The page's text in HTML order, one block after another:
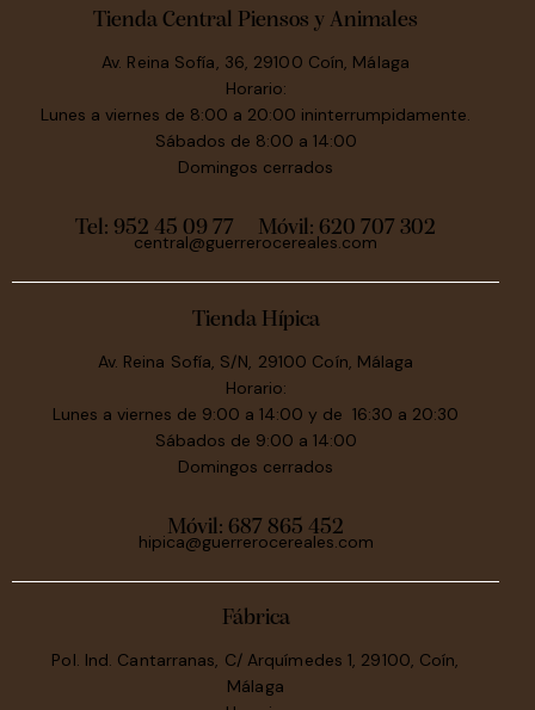
Tienda Central Piensos y Animales
Av. Reina Sofía, 36, 29100 Coín, Málaga
Horario:
Lunes a viernes de 8:00 a 20:00 ininterrumpidamente.
Sábados de 8:00 a 14:00
Domingos cerrados
Tel: 952 45 09 77 Móvil: 620 707 302
central@guerrerocereales.com
Tienda Hípica
Av. Reina Sofía, S/N, 29100 Coín, Málaga
Horario:
Lunes a viernes de 9:00 a 14:00 y de 16:30 a 20:30
Sábados de 9:00 a 14:00
Domingos cerrados
Móvil: 687 865 452
hipica@guerrerocereales.com
Fábrica
Pol. Ind. Cantarranas, C/ Arquímedes 1, 29100, Coín,
Málaga